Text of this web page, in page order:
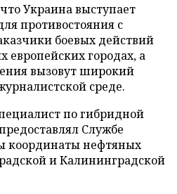
Украина выступает
противостояния с
боевых действий
европейских городах, а
вызовут широкий
среде.
по гибридной
Службе
координаты нефтяных
и Калининградской